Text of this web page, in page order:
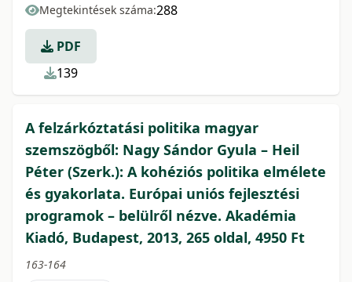
Megtekintések száma:288
PDF
139
A felzárkóztatási politika magyar
szemszögből: Nagy Sándor Gyula – Heil
Péter (Szerk.): A kohéziós politika elmélete
és gyakorlata. Európai uniós fejlesztési
programok – belülről nézve. Akadémia
Kiadó, Budapest, 2013, 265 oldal, 4950 Ft
163-164